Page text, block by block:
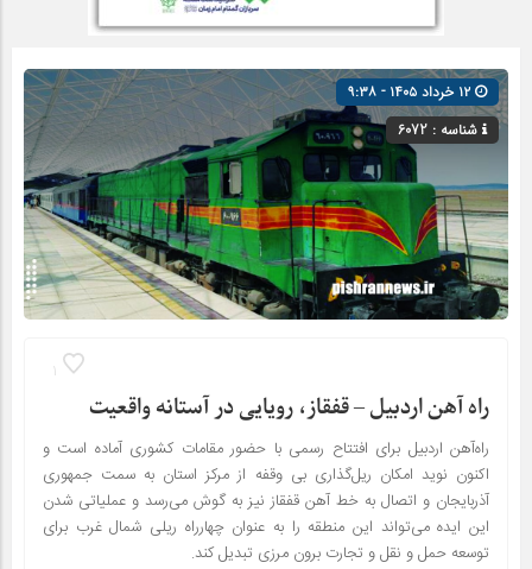
شناسه : 6072
1
راه آهن اردبیل – قفقاز، رویایی در آستانه واقعیت
راه‌آهن اردبیل برای افتتاح رسمی با حضور مقامات کشوری آماده است و
اکنون نوید امکان ریل‌گذاری بی وقفه از مرکز استان به سمت جمهوری
آذربایجان و اتصال به خط آهن قفقاز نیز به گوش می‌رسد و عملیاتی شدن
این ایده می‌تواند این منطقه را به عنوان چهارراه ریلی شمال غرب برای
توسعه حمل و نقل و تجارت برون مرزی تبدیل کند.